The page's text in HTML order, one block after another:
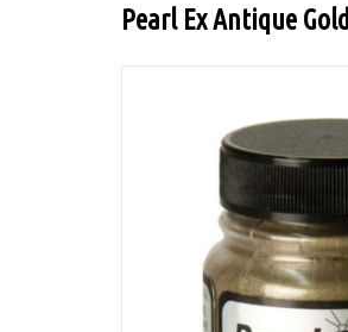
Pearl Ex Antique Gold